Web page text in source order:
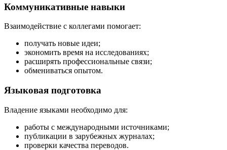
Коммуникативные навыки
Взаимодействие с коллегами помогает:
получать новые идеи;
экономить время на исследованиях;
расширять профессиональные связи;
обмениваться опытом.
Языковая подготовка
Владение языками необходимо для:
работы с международными источниками;
публикации в зарубежных журналах;
проверки качества переводов.